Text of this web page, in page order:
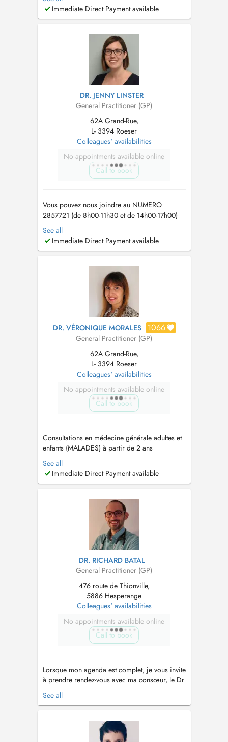
Pour garantir une bonne prise en charge de
ses patients Dr. Kass n'accepte actuellement
Merci pour votre compréhension. Médecin ...
Immediate Direct Payment available
DR. JENNY LINSTER
General Practitioner (GP)
62A Grand-Rue,
L- 3394 Roeser
Colleagues' availabilities
No appointments available online
Call to book
Vous pouvez nous joindre au NUMERO
2857721 (de 8h00-11h30 et de 14h00-17h00)
ou envoyez-nous un email sur
Pour garantir une bonne prise en charge de
ses patients, Dr. Linster n'accepte actuellement
qui n'habitent pas dans la commune ...
See all
Immediate Direct Payment available
DR. VÉRONIQUE MORALES 1066
General Practitioner (GP)
62A Grand-Rue,
L- 3394 Roeser
Colleagues' availabilities
No appointments available online
Call to book
Consultations en médecine générale adultes et
enfants (MALADES) à partir de 2 ans
uniquement sur RDV. Vous pouvez nous
joindre au NUMERO 2857721 (de 8h-11h30 et
de 14h-17h) ou par MAIL sur
See all
Immediate Direct Payment available
DR. RICHARD BATAL
General Practitioner (GP)
476 route de Thionville,
5886 Hesperange
Colleagues' availabilities
No appointments available online
Call to book
Lorsque mon agenda est complet, je vous invite
à prendre rendez-vous avec ma consœur, le Dr
Hocine Lina avec qui je partage mon cabinet.
Consultations sans rendez-vous cf Doctena
majoration -Accès selon l'ordre d'arrivée
Consultation non garan...
See all